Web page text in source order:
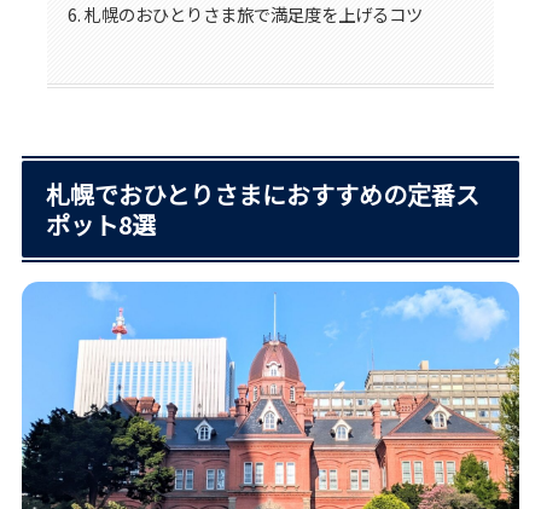
札幌のおひとりさま旅で満足度を上げるコツ
札幌でおひとりさまにおすすめの定番ス
ポット8選